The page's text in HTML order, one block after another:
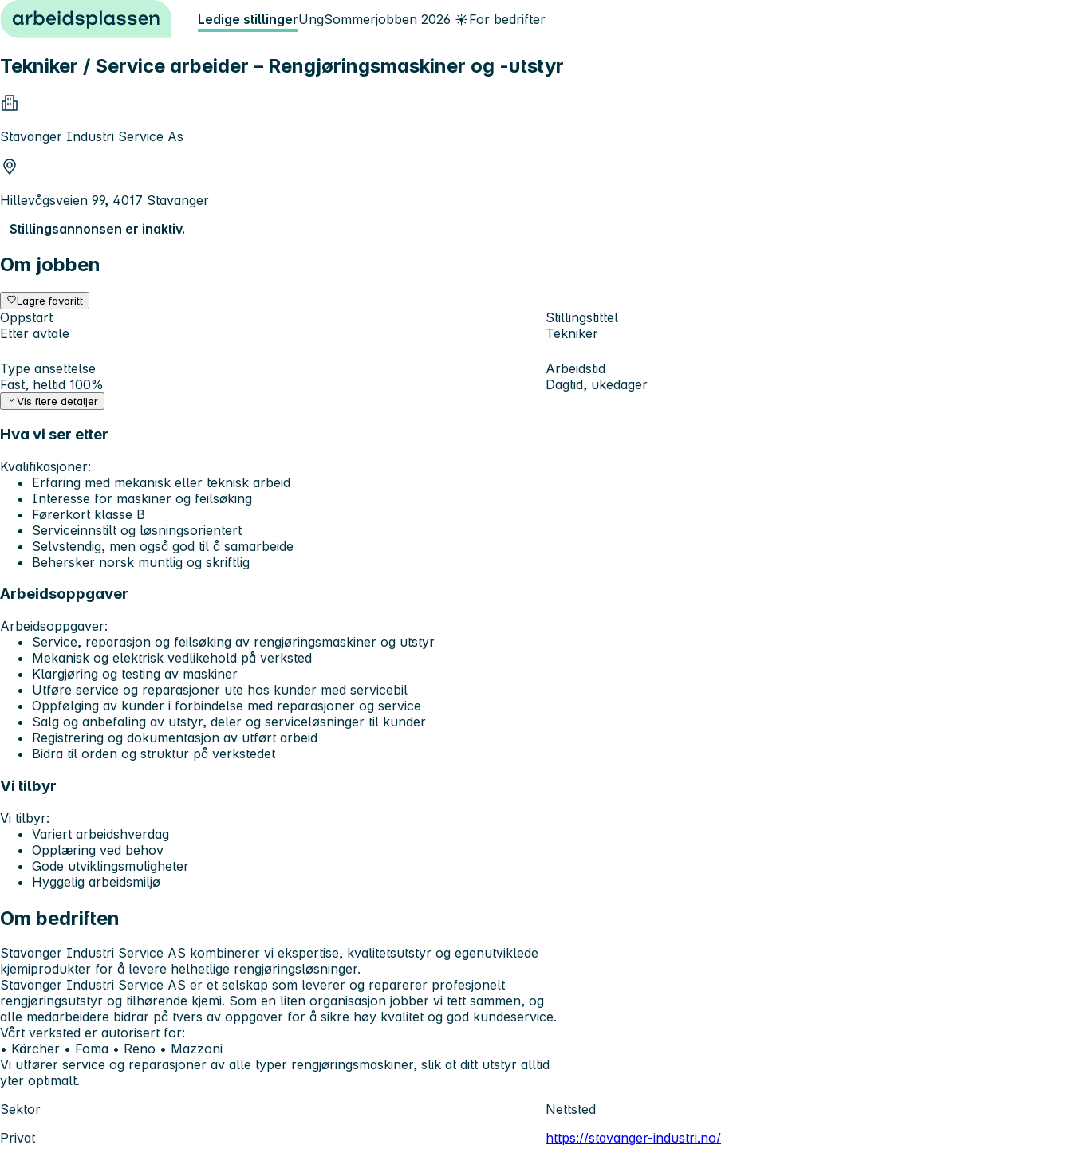
Hopp til innhold Ledige stillingerUngSommerjobben 2026 ☀️For bedrifter
Tekniker / Service arbeider – Rengjøringsmaskiner og -utstyr
Stavanger Industri Service As
Hillevågsveien 99, 4017 Stavanger
Stillingsannonsen er inaktiv.
Om jobben
Lagre favoritt
Oppstart
Etter avtale
Stillingstittel
Tekniker
Type ansettelse
Fast, heltid 100%
Arbeidstid
Dagtid, ukedager
Vis flere detaljer
Hva vi ser etter
Kvalifikasjoner:
Erfaring med mekanisk eller teknisk arbeid
Interesse for maskiner og feilsøking
Førerkort klasse B
Serviceinnstilt og løsningsorientert
Selvstendig, men også god til å samarbeide
Behersker norsk muntlig og skriftlig
Arbeidsoppgaver
Arbeidsoppgaver:
Service, reparasjon og feilsøking av rengjøringsmaskiner og utstyr
Mekanisk og elektrisk vedlikehold på verksted
Klargjøring og testing av maskiner
Utføre service og reparasjoner ute hos kunder med servicebil
Oppfølging av kunder i forbindelse med reparasjoner og service
Salg og anbefaling av utstyr, deler og serviceløsninger til kunder
Registrering og dokumentasjon av utført arbeid
Bidra til orden og struktur på verkstedet
Vi tilbyr
Vi tilbyr:
Variert arbeidshverdag
Opplæring ved behov
Gode utviklingsmuligheter
Hyggelig arbeidsmiljø
Om bedriften
Stavanger Industri Service AS kombinerer vi ekspertise, kvalitetsutstyr og egenutviklede
kjemiprodukter for å levere helhetlige rengjøringsløsninger.
Stavanger Industri Service AS er et selskap som leverer og reparerer profesjonelt
rengjøringsutstyr og tilhørende kjemi. Som en liten organisasjon jobber vi tett sammen, og
alle medarbeidere bidrar på tvers av oppgaver for å sikre høy kvalitet og god kundeservice.
Vårt verksted er autorisert for:
• Kärcher • Foma • Reno • Mazzoni
Vi utfører service og reparasjoner av alle typer rengjøringsmaskiner, slik at ditt utstyr alltid
yter optimalt.
Sektor
Privat
Nettsted
https://stavanger-industri.no/